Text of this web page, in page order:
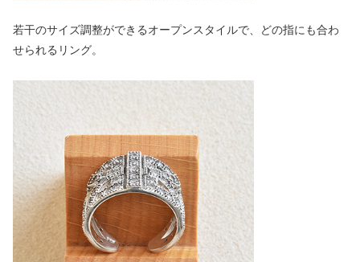
若干のサイズ調整ができるオープンスタイルで、どの指にも合わ
せられるリング。